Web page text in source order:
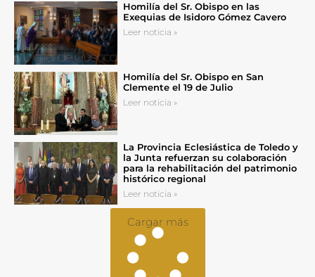
Homilía del Sr. Obispo en las
Exequias de Isidoro Gómez Cavero
Leer noticia »
Homilía del Sr. Obispo en San
Clemente el 19 de Julio
Leer noticia »
La Provincia Eclesiástica de Toledo y
la Junta refuerzan su colaboración
para la rehabilitación del patrimonio
histórico regional
Leer noticia »
Cargar más